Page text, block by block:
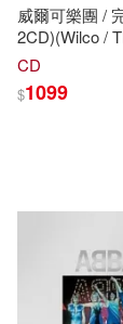
可港澳
可新加
現在可
威爾可樂團 /
2CD)(Wilco /
(Expanded)
CD
$1099